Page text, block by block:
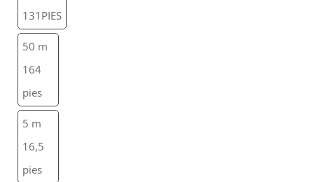
131PIES
50 m
164
pies
5 m
16,5
pies